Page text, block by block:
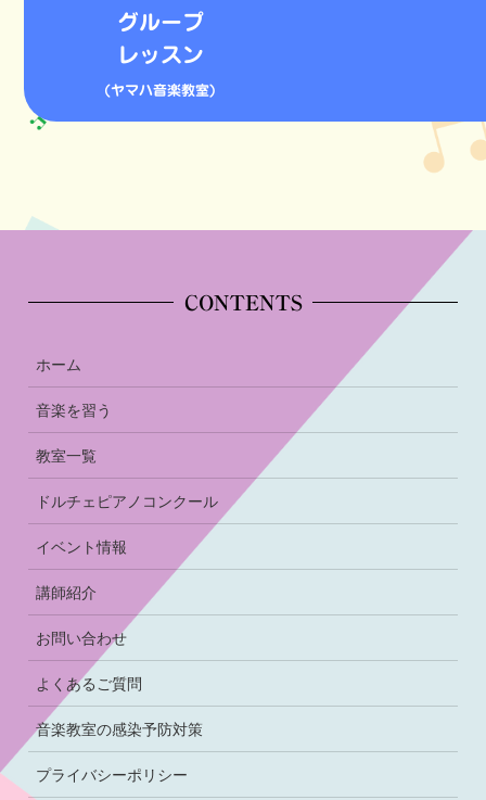
グループ
レッスン
(ヤマハ音楽教室)
CONTENTS
ホーム
音楽を習う
教室一覧
ドルチェピアノコンクール
イベント情報
講師紹介
お問い合わせ
よくあるご質問
音楽教室の感染予防対策
プライバシーポリシー